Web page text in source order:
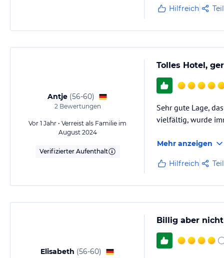
Zimmer war
Hilfreich
Antje (56-60)
2Bewertungen
Vor 1 Jahr • Verreist als Familie im
August 2024
Verifizierter Aufenthalt
Tolles Hotel,
Sehr gute Lage,
vielfältig, wurde
Mehr anzeigen
Hilfreich
Elisabeth (56-60)
Billig aber